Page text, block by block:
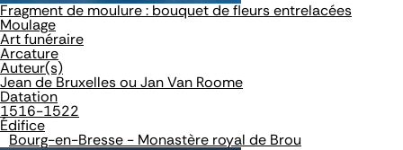
Fragment de moulure : bouquet de fleurs entrelacées
Moulage
Art funéraire
Arcature
Auteur(s)
Jean de Bruxelles ou Jan Van Roome
Datation
1516-1522
Édifice
Bourg-en-Bresse - Monastère royal de Brou